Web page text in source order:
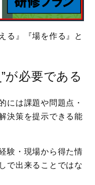
る』『場を作る』と
”が必要である
には課題や問題点・
決策を提示できる能
験・現場から得た情
で出来ることではな